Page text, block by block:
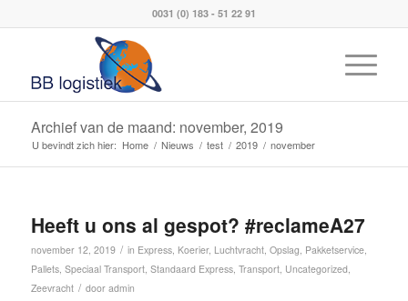
0031 (0) 183 - 51 22 91
Archief van de maand: november, 2019
U bevindt zich hier: Home / Nieuws / test / 2019 / november
Heeft u ons al gespot? #reclameA27
november 12, 2019 / in Express, Koerier, Luchtvracht, Opslag, Pakketservice,
Pallets, Speciaal Transport, Standaard Express, Transport, Uncategorized,
Zeevracht / door admin